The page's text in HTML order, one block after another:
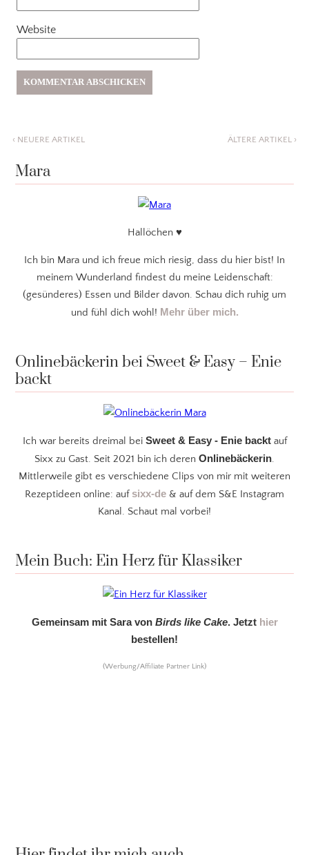
Website
‹ NEUERE ARTIKEL ÄLTERE ARTIKEL ›
Mara
Hallöchen ♥
Ich bin Mara und ich freue mich riesig, dass du hier bist! In
meinem Wunderland findest du meine Leidenschaft:
(gesünderes) Essen und Bilder davon. Schau dich ruhig um
und fühl dich wohl! Mehr über mich.
Onlinebäckerin bei Sweet & Easy – Enie
backt
Ich war bereits dreimal bei Sweet & Easy - Enie backtauf
Sixx zu Gast. Seit 2021 bin ich deren Onlinebäckerin.
Mittlerweile gibt es verschiedene Clips von mir mit weiteren
Rezeptideen online: auf sixx-de & auf dem S&E Instagram
Kanal. Schaut mal vorbei!
Mein Buch: Ein Herz für Klassiker
Gemeinsam mit Sara von Birds like Cake. Jetzt hier
bestellen!
(Werbung/Affiliate Partner Link)